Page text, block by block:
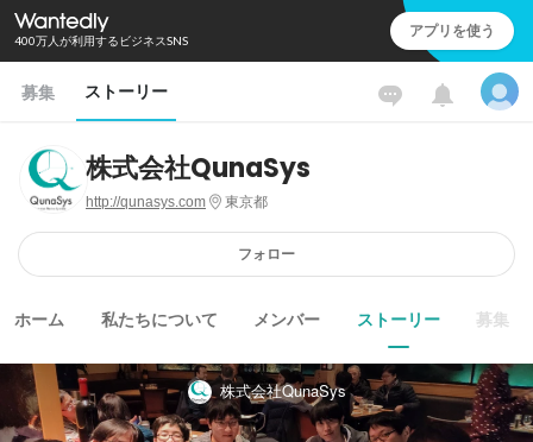
400万人が利用するビジネスSNS アプリを使う
募集 ストーリー
株式会社QunaSys
http://qunasys.com 東京都
フォロー
ホーム 私たちについて メンバー ストーリー 募集
株式会社QunaSys